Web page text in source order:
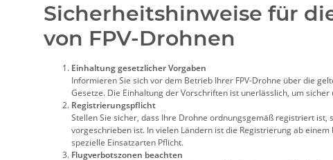
Sicherheitshinweise für
von FPV-Drohnen
Einhaltung gesetzlicher Vorgaben
Informieren Sie sich vor dem Betrieb Ihrer FPV-Drohne über die
Gesetze. Die Einhaltung der Vorschriften ist unerlässlich, um
Registrierungspflicht
Stellen Sie sicher, dass Ihre Drohne ordnungsgemäß registriert ist,
vorgeschrieben ist. In vielen Ländern ist die Registrierung ab
spezielle Einsatzarten Pflicht.
Flugverbotszonen beachten